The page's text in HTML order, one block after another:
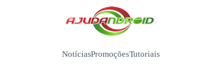
/
NotíciasPromoçõesTutoriais